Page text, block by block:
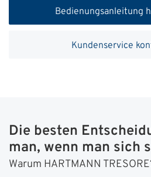
Bedienungsanleitung
Kundenservice
Die besten
man, wenn man sich
Warum HARTMANN